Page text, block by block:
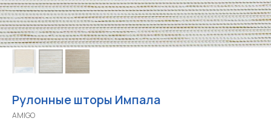
Рулонные шторы Импала
AMIGO